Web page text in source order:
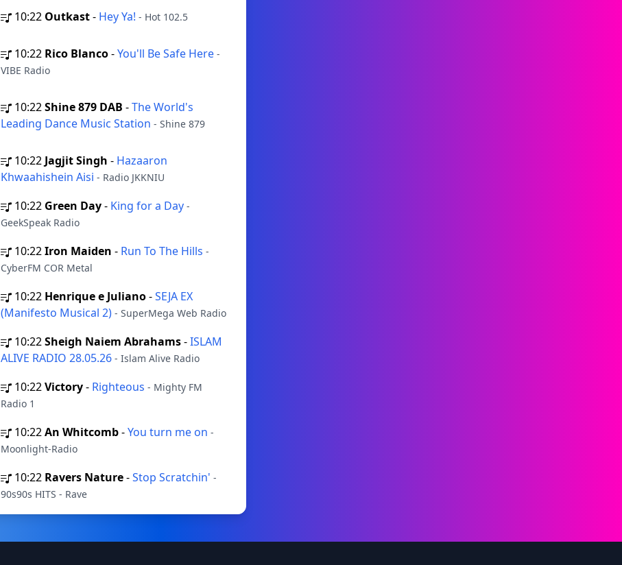
10:22 Outkast- Hey Ya! - Hot 102.5
10:22 Rico Blanco-You'll Be Safe Here -
VIBE Radio
10:22Shine 879 DAB -The World's
Leading Dance Music Station - Shine 879
10:22 Jagjit Singh - Hazaaron
Khwaahishein Aisi - Radio JKKNIU
10:22 Green Day- King for a Day -
GeekSpeak Radio
10:22Iron Maiden - Run To The Hills -
CyberFM COR Metal
10:22 Henrique e Juliano-SEJA EX
(Manifesto Musical 2) - SuperMega Web Radio
10:22Sheigh Naiem Abrahams-ISLAM
ALIVE RADIO 28.05.26 - Islam Alive Radio
10:22Victory- Righteous - Mighty FM
Radio 1
10:22An Whitcomb-You turn me on -
Moonlight-Radio
10:22 Ravers Nature-Stop Scratchin' -
90s90s HITS - Rave